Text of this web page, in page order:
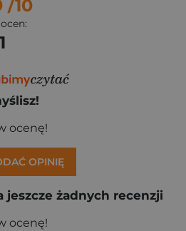
/10
ocenę!
OPINIĘ
żadnych recenzji
ocenę!